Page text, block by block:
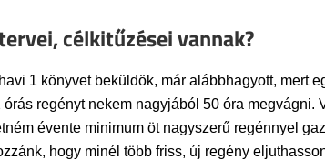
célkitűzései vannak?
1 könyvet beküldök, már alábbhagyott,
regényt nekem nagyjából 50 óra
évente minimum öt nagyszerű regénnyel
hogy minél több friss, új regény